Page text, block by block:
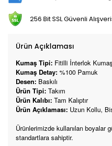
256 Bit SSL Güvenli
Ürün Açıklaması
Kumaş Tipi: Fitilli İnterlok Kumaş
Kumaş Detay: %100 Pamuk
Desen: Baskılı
Ürün Tipi: Takım
Ürün Kalıbı: Tam Kalıptır
Ürün Açıklaması: Uzun Kollu,
Ürünlerimizde kullanılan boyalar
standartlara sahiptir.